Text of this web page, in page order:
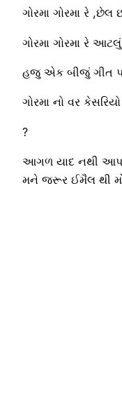
ગોરમા ગોરમા રે ,છેલ
ગોરમા ગોરમા રે
હજુ એક બીજું ગીત
ગોરમા નો વર
?
આગળ યાદ નથી આપ
મને જરૂર ઈમૈલ થી